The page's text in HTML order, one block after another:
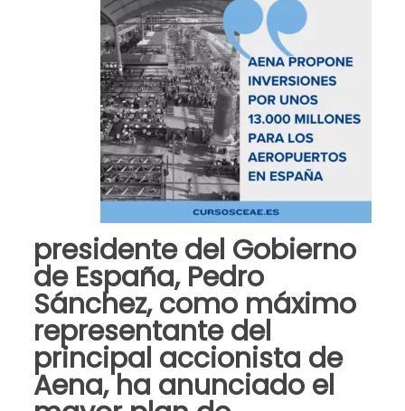
presidente del Gobierno
de España, Pedro
Sánchez, como máximo
representante del
principal accionista de
Aena, ha anunciado el